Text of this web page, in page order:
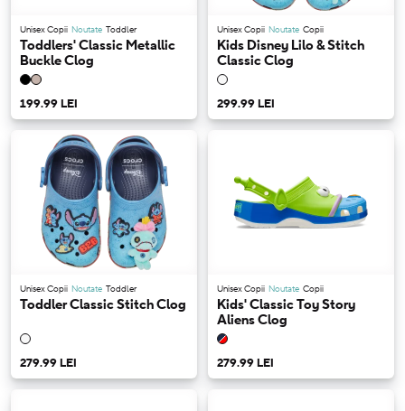
Unisex Copii Noutate Toddler
Toddlers' Classic Metallic
Buckle Clog
199.99 LEI
Unisex Copii Noutate Copii
Kids Disney Lilo & Stitch
Classic Clog
299.99 LEI
Unisex Copii Noutate Toddler
Toddler Classic Stitch Clog
279.99 LEI
Unisex Copii Noutate Copii
Kids' Classic Toy Story
Aliens Clog
279.99 LEI